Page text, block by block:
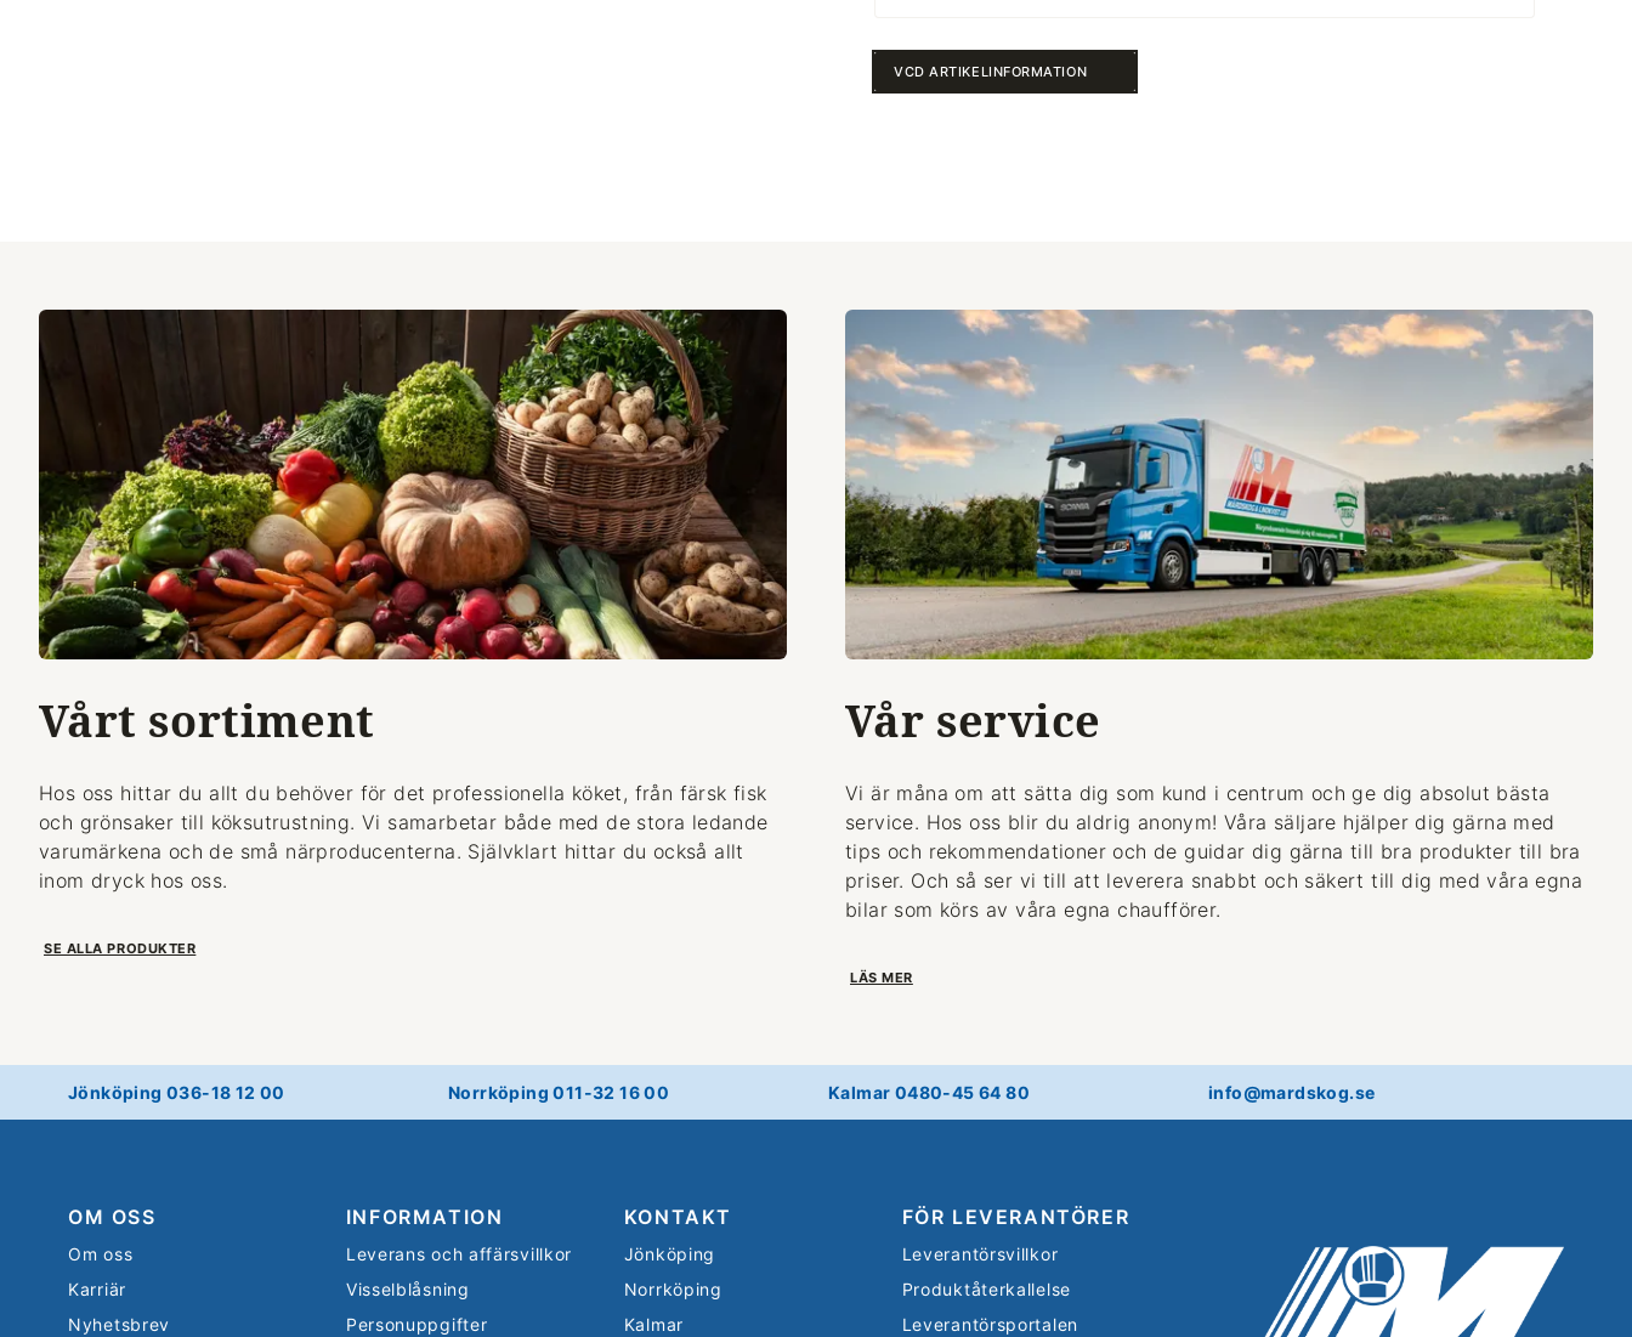
VCD ARTIKELINFORMATION
Vårt sortiment
Hos oss hittar du allt du behöver för det professionella köket, från färsk fisk
och grönsaker till köksutrustning. Vi samarbetar både med de stora ledande
varumärkena och de små närproducenterna. Självklart hittar du också allt
inom dryck hos oss.
SE ALLA PRODUKTER
Vår service
Vi är måna om att sätta dig som kund i centrum och ge dig absolut bästa
service. Hos oss blir du aldrig anonym! Våra säljare hjälper dig gärna med
tips och rekommendationer och de guidar dig gärna till bra produkter till bra
priser. Och så ser vi till att leverera snabbt och säkert till dig med våra egna
bilar som körs av våra egna chaufförer.
LÄS MER
Jönköping 036-18 12 00 Norrköping 011-32 16 00 Kalmar 0480-45 64 80 info@mardskog.se
OM OSS
Om oss
Karriär
Nyhetsbrev
INFORMATION
Leverans och affärsvillkor
Visselblåsning
Personuppgifter
KONTAKT
Jönköping
Norrköping
Kalmar
FÖR LEVERANTÖRER
Leverantörsvillkor
Produktåterkallelse
Leverantörsportalen